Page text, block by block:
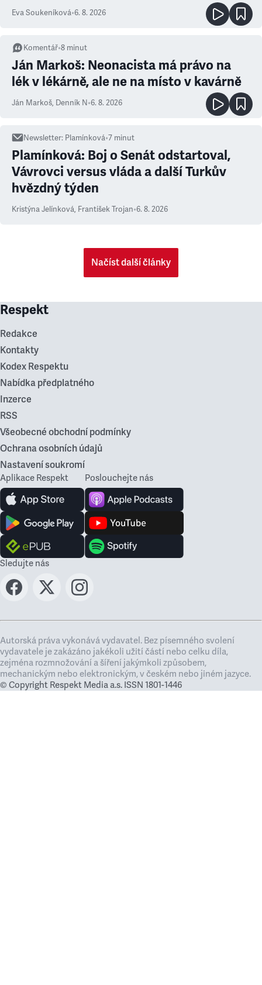
Eva Soukeníková•6. 8. 2026
Komentář•8 minut
Ján Markoš: Neonacista má právo na
lék v lékárně, ale ne na místo v kavárně
Ján Markoš, Denník N•6. 8. 2026
Newsletter: Plamínková•7 minut
Plamínková: Boj o Senát odstartoval,
Vávrovci versus vláda a další Turkův
hvězdný týden
Kristýna Jelínková, František Trojan•6. 8. 2026
Načíst další články
Respekt
Redakce
Kontakty
Kodex Respektu
Nabídka předplatného
Inzerce
RSS
Všeobecné obchodní podmínky
Ochrana osobních údajů
Nastavení soukromí
Aplikace Respekt Poslouchejte nás
Sledujte nás
Autorská práva vykonává vydavatel. Bez písemného svolení
vydavatele je zakázáno jakékoli užití částí nebo celku díla,
zejména rozmnožování a šíření jakýmkoli způsobem,
mechanickým nebo elektronickým, v českém nebo jiném jazyce.
© Copyright Respekt Media a.s. ISSN 1801-1446